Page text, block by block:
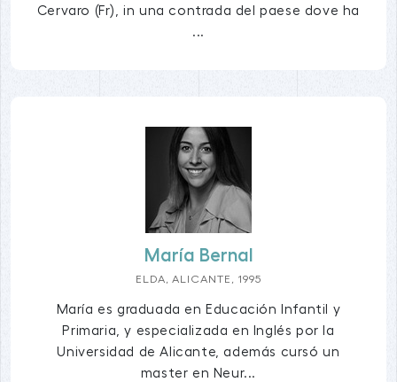
Cervaro (Fr), in una contrada del paese dove ha
...
María Bernal
ELDA, ALICANTE, 1995
María es graduada en Educación Infantil y
Primaria, y especializada en Inglés por la
Universidad de Alicante, además cursó un
master en Neur...